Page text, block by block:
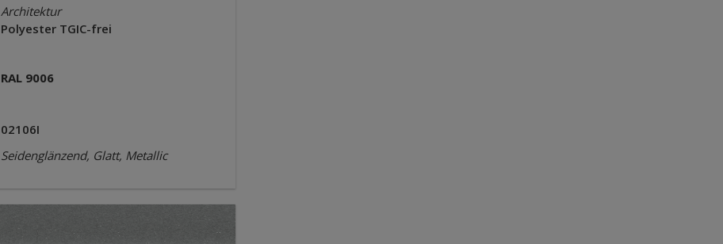
Architektur
Polyester TGIC-frei
RAL 9006
02106I
Seidenglänzend, Glatt, Metallic